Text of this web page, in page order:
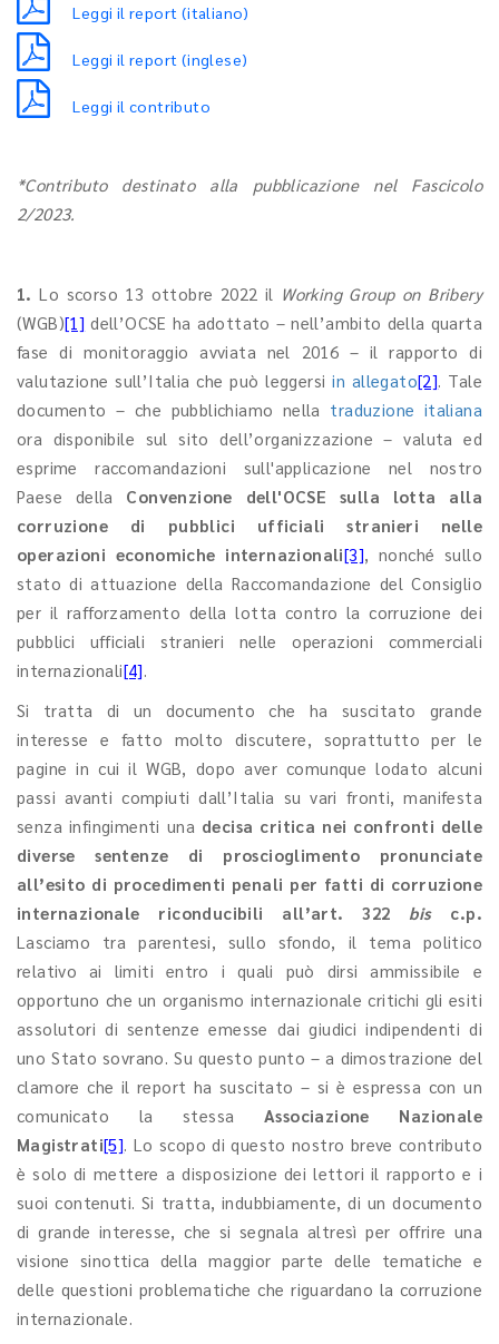
Leggi il report (italiano)
Leggi il report (inglese)
Leggi il contributo
*Contributo destinato alla pubblicazione nel Fascicolo
2/2023.
1. Lo scorso 13 ottobre 2022 il Working Group on Bribery
(WGB)[1] dell’OCSE ha adottato – nell’ambito della quarta
fase di monitoraggio avviata nel 2016 – il rapporto di
valutazione sull’Italia che può leggersiin allegato[2]. Tale
documento – che pubblichiamo nella traduzione italiana
ora disponibile sul sito dell’organizzazione – valuta ed
esprime raccomandazioni sull'applicazione nel nostro
Paese della Convenzione dell'OCSE sulla lotta alla
corruzione di pubblici ufficiali stranieri nelle
operazioni economiche internazionali[3], nonché sullo
stato di attuazione della Raccomandazione del Consiglio
per il rafforzamento della lotta contro la corruzione dei
pubblici ufficiali stranieri nelle operazioni commerciali
internazionali[4].
Si tratta di un documento che ha suscitato grande
interesse e fatto molto discutere, soprattutto per le
pagine in cui il WGB, dopo aver comunque lodato alcuni
passi avanti compiuti dall’Italia su vari fronti, manifesta
senza infingimenti una decisa critica nei confronti delle
diverse sentenze di proscioglimento pronunciate
all’esito di procedimenti penali per fatti di corruzione
internazionale riconducibili all’art. 322 bisc.p.
Lasciamo tra parentesi, sullo sfondo, il tema politico
relativo ai limiti entro i quali può dirsi ammissibile e
opportuno che un organismo internazionale critichi gli esiti
assolutori di sentenze emesse dai giudici indipendenti di
uno Stato sovrano. Su questo punto – a dimostrazione del
clamore che il report ha suscitato – si è espressa con un
comunicato la stessa Associazione Nazionale
Magistrati[5]. Lo scopo di questo nostro breve contributo
è solo di mettere a disposizione dei lettori il rapporto e i
suoi contenuti. Si tratta, indubbiamente, di un documento
di grande interesse, che si segnala altresì per offrire una
visione sinottica della maggior parte delle tematiche e
delle questioni problematiche che riguardano la corruzione
internazionale.